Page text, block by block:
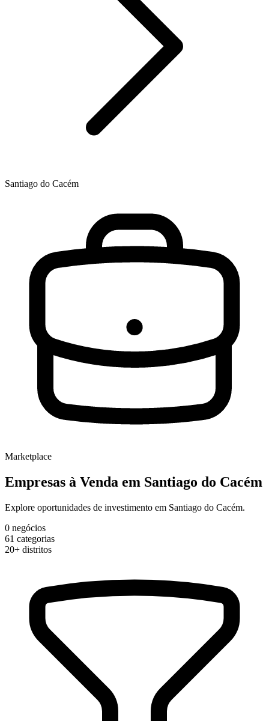
Santiago do Cacém
Marketplace
Empresas à Venda em Santiago do Cacém
Explore oportunidades de investimento em Santiago do Cacém.
0 negócios
61 categorias
20+ distritos